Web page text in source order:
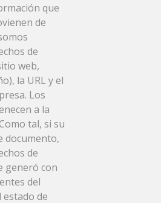
que
de
de
web,
la URL y el
Los
a la
tal, si su
documento,
de
generó con
del
estado de